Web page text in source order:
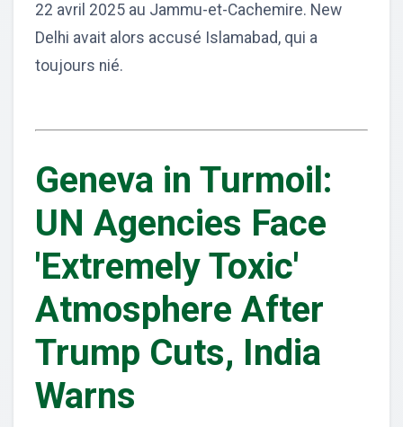
22 avril 2025 au Jammu-et-Cachemire. New
Delhi avait alors accusé Islamabad, qui a
toujours nié.
Geneva in Turmoil:
UN Agencies Face
'Extremely Toxic'
Atmosphere After
Trump Cuts, India
Warns